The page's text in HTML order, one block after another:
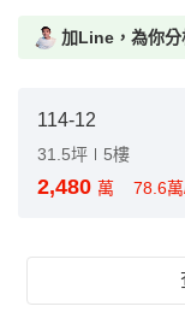
加Line，為你分
114-12
31.5坪 5樓
2,480 萬 78.6